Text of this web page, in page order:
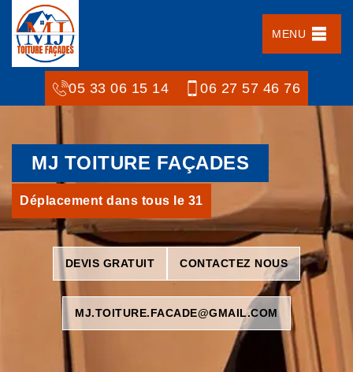
MENU
05 33 06 15 14 06 27 57 46 76
MJ TOITURE FAÇADES
Déplacement dans tous le 31
DEVIS GRATUIT CONTACTEZ NOUS
MJ.TOITURE.FACADE@GMAIL.COM